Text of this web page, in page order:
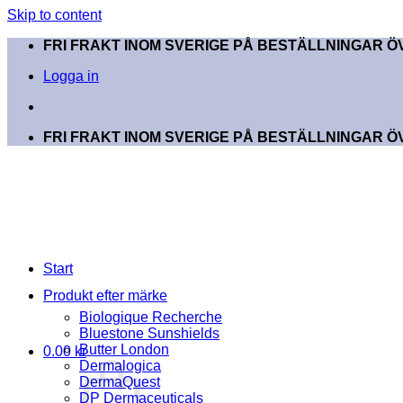
Skip to content
FRI FRAKT INOM SVERIGE PÅ BESTÄLLNINGAR
Logga in
FRI FRAKT INOM SVERIGE PÅ BESTÄLLNINGAR
0.00 kr
Start
Produkt efter märke
Biologique Recherche
Bluestone Sunshields
Butter London
Dermalogica
DermaQuest
DP Dermaceuticals